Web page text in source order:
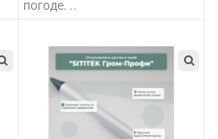
погоде. ..